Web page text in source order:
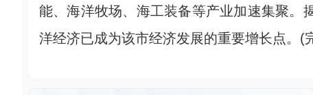
能、海洋牧场、海工装备等产业加速集聚。
洋经济已成为该市经济发展的重要增长点。(